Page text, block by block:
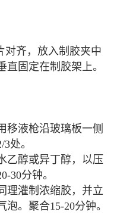
对齐，放入制胶夹中
固定在制胶架上。
移液枪沿玻璃板一侧
处。
乙醇或异丁醇，以压
30分钟。
理灌制浓缩胶，并立
。聚合15-20分钟。